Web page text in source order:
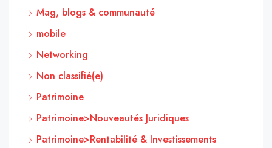
Mag, blogs & communauté
mobile
Networking
Non classifié(e)
Patrimoine
Patrimoine>Nouveautés Juridiques
Patrimoine>Rentabilité & Investissements